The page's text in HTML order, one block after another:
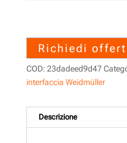
Richiedi
COD: 23dadeed9d47
interfaccia Weidmüller
Descrizione